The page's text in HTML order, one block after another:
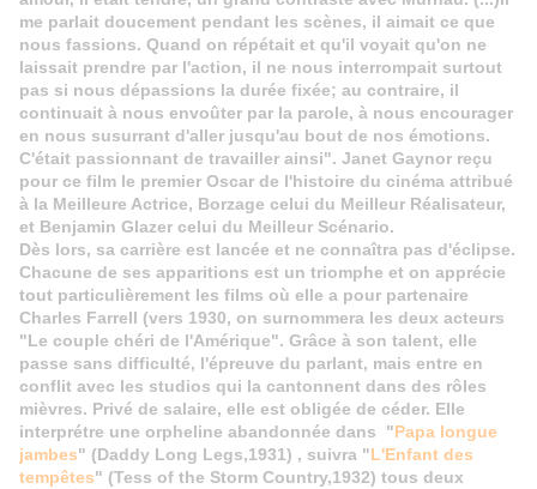
me parlait doucement pendant les scènes, il aimait ce que
nous fassions. Quand on répétait et qu'il voyait qu'on ne
laissait prendre par l'action, il ne nous interrompait surtout
pas si nous dépassions la durée fixée; au contraire, il
continuait à nous envoûter par la parole, à nous encourager
en nous susurrant d'aller jusqu'au bout de nos émotions.
C'était passionnant de travailler ainsi". Janet Gaynor reçu
pour ce film le premier Oscar de l'histoire du cinéma attribué
à la Meilleure Actrice, Borzage celui du Meilleur Réalisateur,
et Benjamin Glazer celui du Meilleur Scénario.
Dès lors, sa carrière est lancée et ne connaîtra pas d'éclipse.
Chacune de ses apparitions est un triomphe et on apprécie
tout particulièrement les films où elle a pour partenaire
Charles Farrell (vers 1930, on surnommera les deux acteurs
"Le couple chéri de l'Amérique". Grâce à son talent, elle
passe sans difficulté, l'épreuve du parlant, mais entre en
conflit avec les studios qui la cantonnent dans des rôles
mièvres. Privé de salaire, elle est obligée de céder. Elle
interprétre une orpheline abandonnée dans "Papa longue
jambes" (Daddy Long Legs,1931) , suivra "L'Enfant des
tempêtes" (Tess of the Storm Country,1932) tous deux